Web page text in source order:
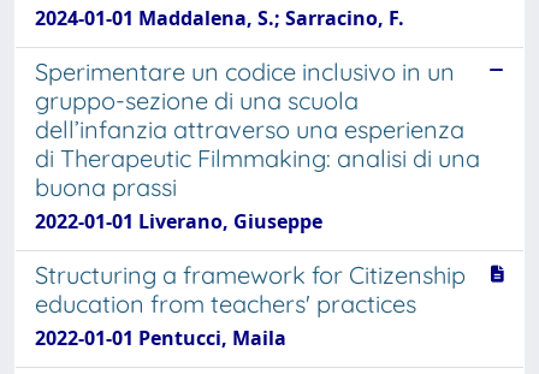
2024-01-01 Maddalena, S.; Sarracino, F.
Sperimentare un codice inclusivo in un
gruppo-sezione di una scuola
dell’infanzia attraverso una esperienza
di Therapeutic Filmmaking: analisi di una
buona prassi
2022-01-01 Liverano, Giuseppe
Structuring a framework for Citizenship
education from teachers' practices
2022-01-01 Pentucci, Maila